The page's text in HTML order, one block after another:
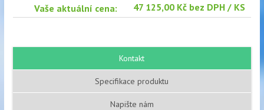
Vaše aktuální cena: 47 125,00 Kč bez DPH / KS
Kontakt
Specifikace produktu
Napište nám